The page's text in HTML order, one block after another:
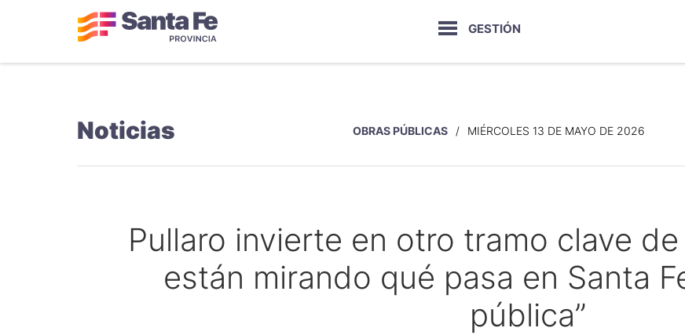
GESTIÓN
Noticias OBRAS PÚBLICAS MIÉRCOLES 13 DE MAYO DE 2026
Pullaro invierte en otro tramo clave de
están mirando qué pasa en Santa
pública”